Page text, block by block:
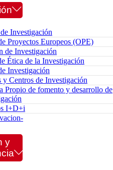
Investigación
Proyectos Europeos (OPE)
de Investigación
Ética de la Investigación
Investigación
y Centros de Investigación
Propio de fomento y desarrollo de
I+D+i
y